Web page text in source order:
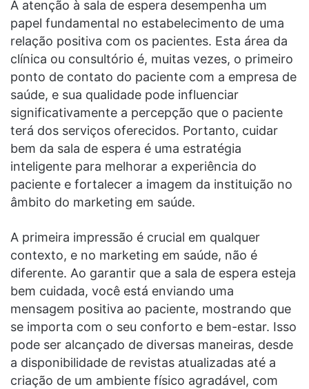
A atenção à sala de espera desempenha um
papel fundamental no estabelecimento de uma
relação positiva com os pacientes. Esta área da
clínica ou consultório é, muitas vezes, o primeiro
ponto de contato do paciente com a empresa de
saúde, e sua qualidade pode influenciar
significativamente a percepção que o paciente
terá dos serviços oferecidos. Portanto, cuidar
bem da sala de espera é uma estratégia
inteligente para melhorar a experiência do
paciente e fortalecer a imagem da instituição no
âmbito do marketing em saúde.
A primeira impressão é crucial em qualquer
contexto, e no marketing em saúde, não é
diferente. Ao garantir que a sala de espera esteja
bem cuidada, você está enviando uma
mensagem positiva ao paciente, mostrando que
se importa com o seu conforto e bem-estar. Isso
pode ser alcançado de diversas maneiras, desde
a disponibilidade de revistas atualizadas até a
criação de um ambiente físico agradável, com